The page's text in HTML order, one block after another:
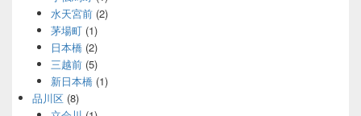
水天宮前(2)
茅場町(1)
日本橋(2)
三越前(5)
新日本橋(1)
品川区 (8)